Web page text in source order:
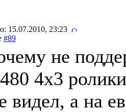
15.07.2010, 23:23
#89
не
4x3
видел, а на